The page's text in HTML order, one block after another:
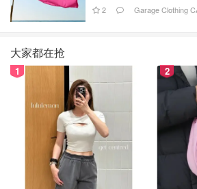
TTC的格林说，事件数量增加的一个
2 Garage Clothing
大家都在抢
1 2